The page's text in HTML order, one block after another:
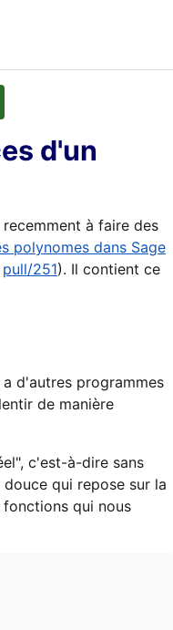
d'un
à faire des
polynomes dans Sage
pull/251). Il contient ce
d'autres programmes
de manière
c'est-à-dire sans
qui repose sur la
qui nous